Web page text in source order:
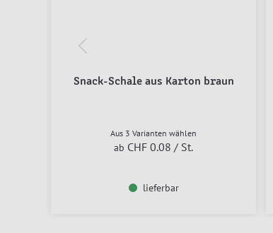
Snack-Schale aus Karton braun
Aus 3 Varianten wählen
ab CHF 0.08 / St.
lieferbar